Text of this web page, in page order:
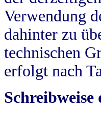
Verwendung
dahinter zu
technischen
erfolgt nach
Schreibweise